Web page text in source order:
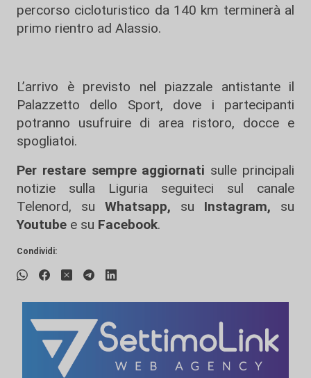
percorso cicloturistico da 140 km terminerà al
primo rientro ad Alassio.
L’arrivo è previsto nel piazzale antistante il
Palazzetto dello Sport, dove i partecipanti
potranno usufruire di area ristoro, docce e
spogliatoi.
Per restare sempre aggiornati sulle principali
notizie sulla Liguria seguiteci sul canale
Telenord, su
Whatsapp, su Instagram, su
Youtube e su Facebook.
Condividi: